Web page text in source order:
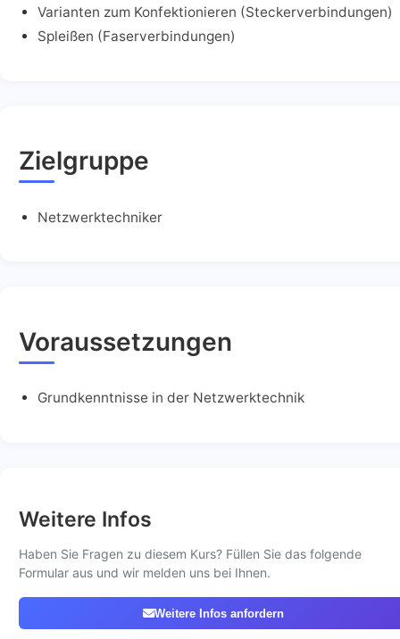
Varianten zum Konfektionieren (Steckerverbindungen)
Spleißen (Faserverbindungen)
Zielgruppe
Netzwerktechniker
Voraussetzungen
Grundkenntnisse in der Netzwerktechnik
Weitere Infos
Haben Sie Fragen zu diesem Kurs? Füllen Sie das folgende
Formular aus und wir melden uns bei Ihnen.
Weitere Infos anfordern